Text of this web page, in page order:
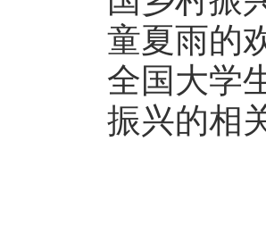
童夏雨的
全国大学
振兴的相